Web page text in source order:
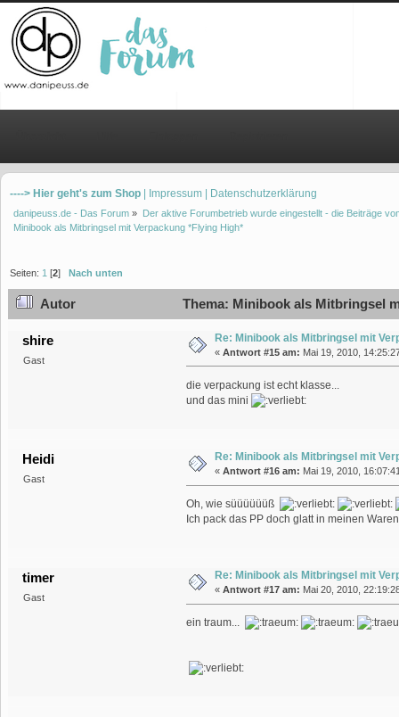
----> Hier geht's zum Shop | Impressum | Datenschutzerklärung
danipeuss.de - Das Forum » Der aktive Forumbetrieb wurde eingestellt - die Beiträge
Minibook als Mitbringsel mit Verpackung *Flying High*
Seiten: 1 [2] Nach unten
Autor Thema: Minibook als Mitbringsel
shire
Gast
Re: Minibook als Mitbringsel mit
« Antwort #15 am: Mai 19, 2010,
die verpackung ist echt klasse...
und das mini
Heidi
Gast
Re: Minibook als Mitbringsel mit
« Antwort #16 am: Mai 19, 2010,
Oh, wie süüüüüüß
Ich pack das PP doch glatt in meinen
timer
Gast
Re: Minibook als Mitbringsel mit
« Antwort #17 am: Mai 20, 2010,
ein traum...